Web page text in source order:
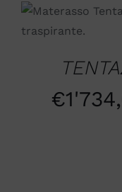
DETTAGLI
€